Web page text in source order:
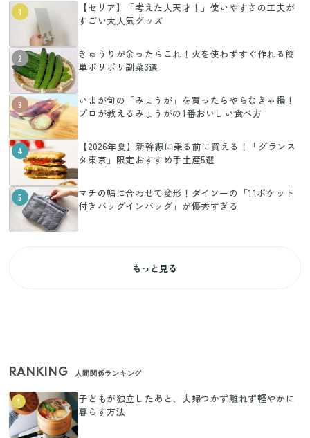
1
【セリア】「考えた人天才！」使いやすさの工夫が
すごい大人気グッズ
2
きゅうりが余ったらこれ！火を使わずすぐ作れる簡
単ポリポリ副菜3選
3
いまが旬の「みょうが」を買ったらやらなきゃ損！
プロが教えるみょうがの1番おいしい食べ方
4
【2026年夏】新幹線に乗る前に買える！「グランス
タ東京」限定おすすめ手土産5選
5
マチの幅に合わせて変形！ダイソーの「11ポケット
付きバッグインバッグ」が優秀すぎる
もっと見る
RANKING 人間関係ランキング
1
子どもが独立したあと、夫婦つかず離れず軽やかに
暮らす方法